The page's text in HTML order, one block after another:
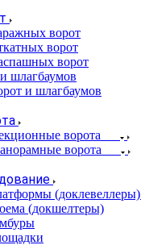
ворот
ворот
ворот
шлагбаумов
и шлагбаумов
ворота
ворота
(доклевеллеры)
(докшелтеры)